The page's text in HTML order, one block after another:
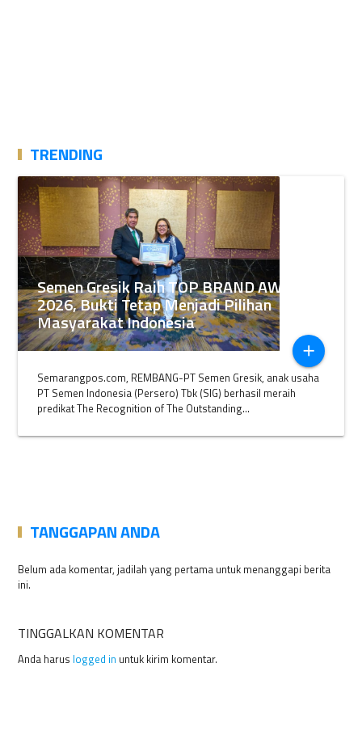
TRENDING
Semen Gresik Raih TOP BRAND AWARDS
2026, Bukti Tetap Menjadi Pilihan
Masyarakat Indonesia
add
Semarangpos.com, REMBANG-PT Semen Gresik, anak usaha
PT Semen Indonesia (Persero) Tbk (SIG) berhasil meraih
predikat The Recognition of The Outstanding...
TANGGAPAN ANDA
Belum ada komentar, jadilah yang pertama untuk menanggapi berita
ini.
TINGGALKAN KOMENTAR
Anda harus logged in untuk kirim komentar.